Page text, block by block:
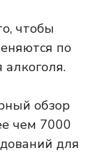
чтобы
по
обзор
чем 7000
для